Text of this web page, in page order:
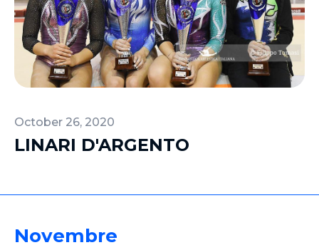
October 26, 2020
LINARI D'ARGENTO
Novembre